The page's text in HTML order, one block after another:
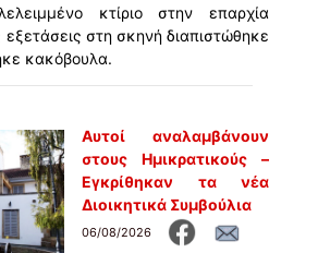
κτίριο στην επαρχία
στη σκηνή διαπιστώθηκε
κακόβουλα.
Αυτοί αναλαμβάνουν
στους Ημικρατικούς –
Εγκρίθηκαν τα νέα
Διοικητικά Συμβούλια
06/08/2026